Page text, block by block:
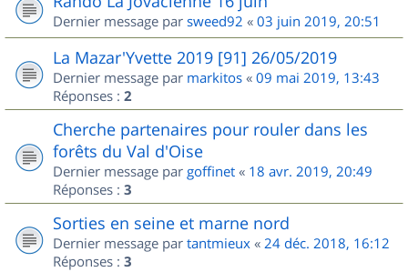
Dernier message par sweed92 « 03 juin 2019, 20:51
La Mazar'Yvette 2019 [91] 26/05/2019
Dernier message par markitos « 09 mai 2019, 13:43
Réponses : 2
Cherche partenaires pour rouler dans les
forêts du Val d'Oise
Dernier message par goffinet « 18 avr. 2019, 20:49
Réponses : 3
Sorties en seine et marne nord
Dernier message par tantmieux « 24 déc. 2018, 16:12
Réponses : 3